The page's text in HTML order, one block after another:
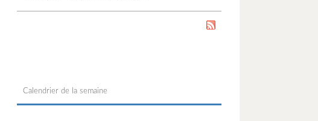
Calendrier de la semaine